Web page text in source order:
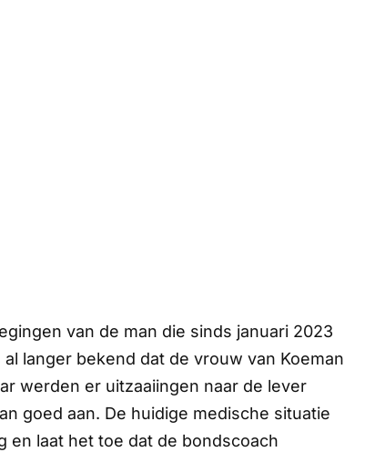
van de man die sinds januari 2023
langer bekend dat de vrouw van Koeman
werden er uitzaaiingen naar de lever
goed aan. De huidige medische situatie
en laat het toe dat de bondscoach